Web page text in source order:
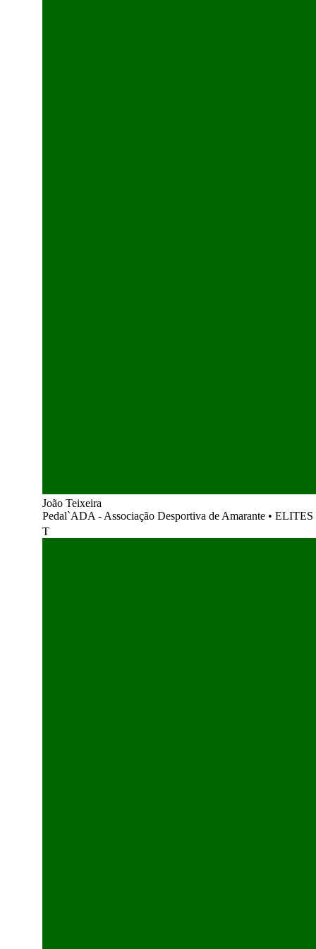
João Teixeira
Pedal`ADA - Associação Desportiva de Amarante • ELITES
T